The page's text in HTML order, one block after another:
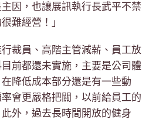
因，也讓展訊執行長武平不禁
難經營！」
裁員、高階主管減薪、員工放
前都還未實施，主要是公司體
降低成本部分還是有一些動
會更嚴格把關，以前給員工的
外，過去長時間開放的健身